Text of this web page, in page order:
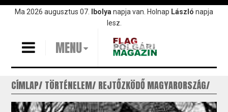
UgrásMa 2026 augusztus 07. Ibolya napja van. Holnap László napja
lesz.
MENU
CÍMLAP TÖRTÉNELEM REJTŐZKÖDŐ MAGYARORSZÁG